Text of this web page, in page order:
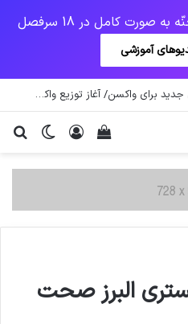
کامل در 18 سرفصل
آموزشی
جهش آمریکایی کرونا و چالشی جدید برای واکسن/ آغاز توزیع واکسن از سوی اتحادیه کوواکس
تغییر ورود
دیدن سبد خرید
البرز صحت